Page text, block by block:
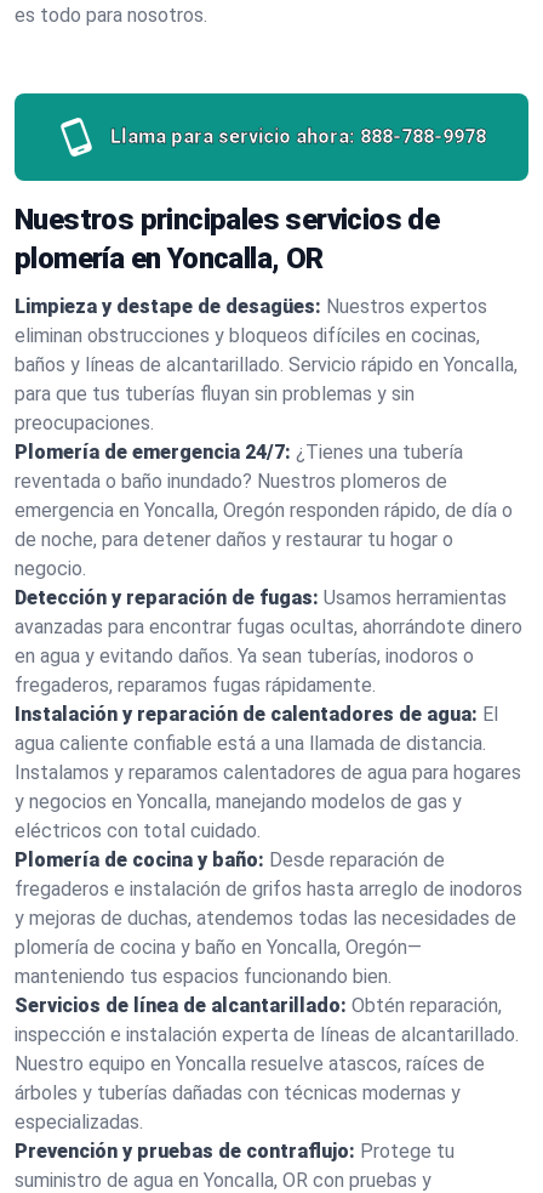
es todo para nosotros.
Llama para servicio ahora: 888-788-9978
Nuestros principales servicios de
plomería en Yoncalla, OR
Limpieza y destape de desagües: Nuestros expertos
eliminan obstrucciones y bloqueos difíciles en cocinas,
baños y líneas de alcantarillado. Servicio rápido en Yoncalla,
para que tus tuberías fluyan sin problemas y sin
preocupaciones.
Plomería de emergencia 24/7: ¿Tienes una tubería
reventada o baño inundado? Nuestros plomeros de
emergencia en Yoncalla, Oregón responden rápido, de día o
de noche, para detener daños y restaurar tu hogar o
negocio.
Detección y reparación de fugas: Usamos herramientas
avanzadas para encontrar fugas ocultas, ahorrándote dinero
en agua y evitando daños. Ya sean tuberías, inodoros o
fregaderos, reparamos fugas rápidamente.
Instalación y reparación de calentadores de agua: El
agua caliente confiable está a una llamada de distancia.
Instalamos y reparamos calentadores de agua para hogares
y negocios en Yoncalla, manejando modelos de gas y
eléctricos con total cuidado.
Plomería de cocina y baño: Desde reparación de
fregaderos e instalación de grifos hasta arreglo de inodoros
y mejoras de duchas, atendemos todas las necesidades de
plomería de cocina y baño en Yoncalla, Oregón—
manteniendo tus espacios funcionando bien.
Servicios de línea de alcantarillado: Obtén reparación,
inspección e instalación experta de líneas de alcantarillado.
Nuestro equipo en Yoncalla resuelve atascos, raíces de
árboles y tuberías dañadas con técnicas modernas y
especializadas.
Prevención y pruebas de contraflujo: Protege tu
suministro de agua en Yoncalla, OR con pruebas y